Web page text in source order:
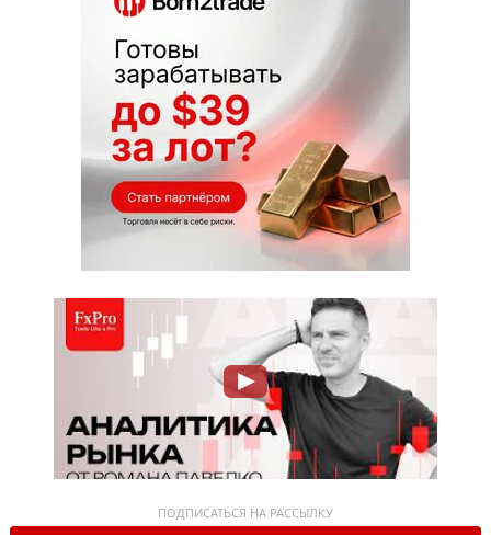
ПОДПИСАТЬСЯ НА РАССЫЛКУ